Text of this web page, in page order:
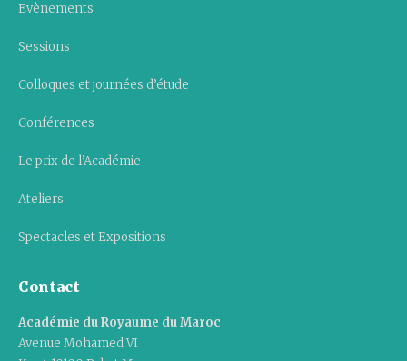
Evènements
Sessions
Colloques et journées d’étude
Conférences
Le prix de l’Académie
Ateliers
Spectacles et Expositions
Contact
Académie du Royaume du Maroc
Avenue Mohamed VI